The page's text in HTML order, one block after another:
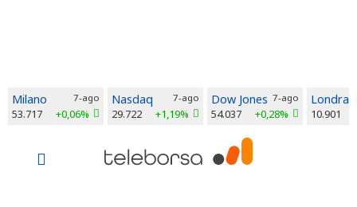
Milano 7-ago
53.717 +0,06%
Nasdaq 7-ago
29.722 +1,19%
Dow Jones 7-ago
54.037 +0,28%
Londra
10.901